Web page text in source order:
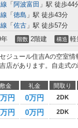
「 阿波富田 」駅 徒歩44
「 徳島 」駅 徒歩43分
「 佐古 」駅 徒歩57分
階数 2階建 構造 軽
ジュール住吉Aの空室
店があります。自走式
敷金 礼金 間取り
円 0万円 2DK
円 0万円 2DK